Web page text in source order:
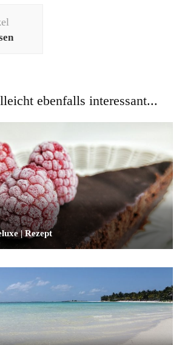
ebenfalls interessant...
| Rezept